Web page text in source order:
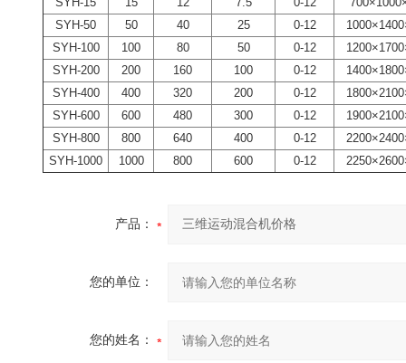
SYH-50
50 40 25 0-12
SYH-100
100 80 50 0-12
SYH-200
200 160 100 0-12
SYH-400
400 320 200 0-12
SYH-600
600 480 300 0-12
SYH-800
800 640 400 0-12
SYH-1000
1000 800 600 0-12
产品：
您的单位：
您的姓名：